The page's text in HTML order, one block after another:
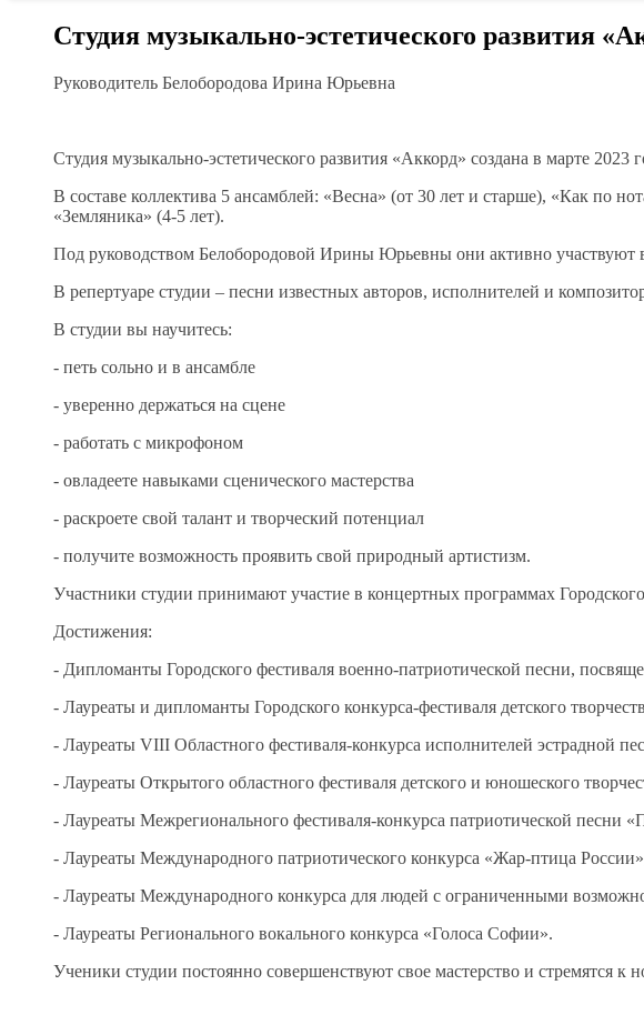
Студия музыкально-эстетического развития
Руководитель Белобородова Ирина Юрьевна
Студия музыкально-эстетического развития «Аккорд» создана в марте 2023
В составе коллектива 5 ансамблей: «Весна» (от 30 лет и старше), «Как по
«Земляника» (4-5 лет).
Под руководством Белобородовой Ирины Юрьевны они активно участвуют
В репертуаре студии – песни известных авторов, исполнителей и
В студии вы научитесь:
- петь сольно и в ансамбле
- уверенно держаться на сцене
- работать с микрофоном
- овладеете навыками сценического мастерства
- раскроете свой талант и творческий потенциал
- получите возможность проявить свой природный артистизм.
Участники студии принимают участие в концертных программах
Достижения:
- Дипломанты Городского фестиваля военно-патриотической песни,
- Лауреаты и дипломанты Городского конкурса-фестиваля детского
- Лауреаты VIII Областного фестиваля-конкурса исполнителей эстрадной
- Лауреаты Открытого областного фестиваля детского и юношеского
- Лауреаты Межрегионального фестиваля-конкурса патриотической песни
- Лауреаты Международного патриотического конкурса «Жар-птица
- Лауреаты Международного конкурса для людей с ограниченными
- Лауреаты Регионального вокального конкурса «Голоса Софии».
Ученики студии постоянно совершенствуют свое мастерство и стремятся к